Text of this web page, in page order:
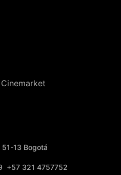
13 Bogotá
+57 321 4757752